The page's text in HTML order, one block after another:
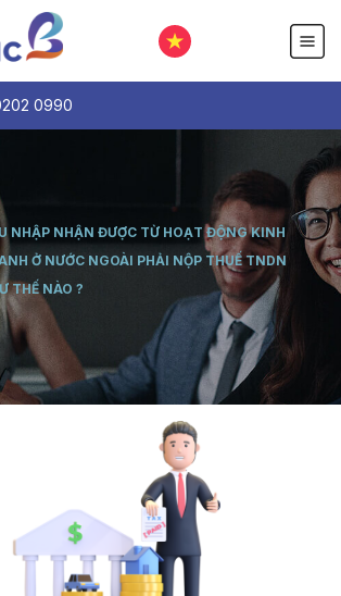
0990
NHẬP NHẬN ĐƯỢC TỪ HOẠT ĐỘNG KINH
Ở NƯỚC NGOÀI PHẢI NỘP THUẾ TNDN
THẾ NÀO ?